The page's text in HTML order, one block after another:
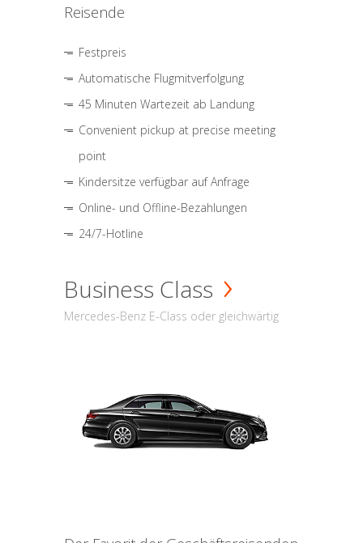
Reisende
Festpreis
Automatische Flugmitverfolgung
45 Minuten Wartezeit ab Landung
Convenient pickup at precise meeting
point
Kindersitze verfügbar auf Anfrage
Online- und Offline-Bezahlungen
24/7-Hotline
Business Class
Mercedes-Benz E-Class oder gleichwärtig